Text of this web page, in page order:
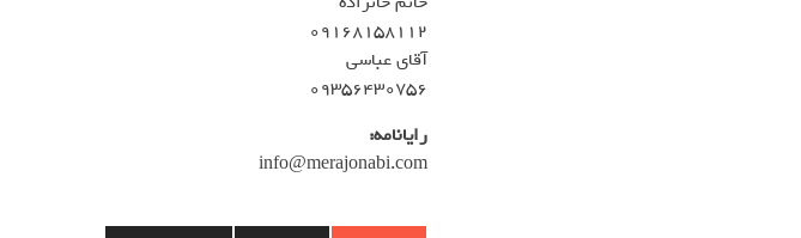
۰۹۱۶۸۱۵۸۱۱۲
آقای عباسی
۰۹۳۵۶۴۳۰۷۵۶
رایانامه:
info@merajonabi.com